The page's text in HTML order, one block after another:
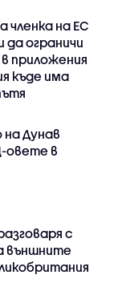
членка на ЕС
ограничи
приложения
къде има
на Дунав
овете в
с
външните